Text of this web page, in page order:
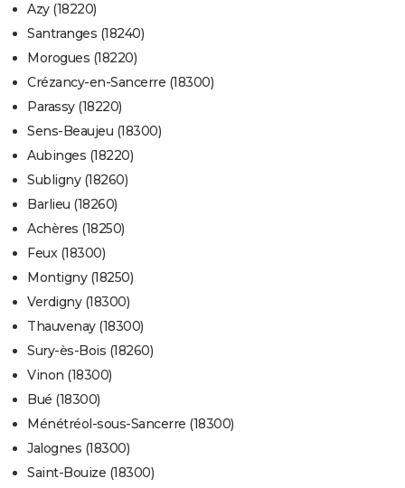
Azy (18220)
Santranges (18240)
Morogues (18220)
Crézancy-en-Sancerre (18300)
Parassy (18220)
Sens-Beaujeu (18300)
Aubinges (18220)
Subligny (18260)
Barlieu (18260)
Achères (18250)
Feux (18300)
Montigny (18250)
Verdigny (18300)
Thauvenay (18300)
Sury-ès-Bois (18260)
Vinon (18300)
Bué (18300)
Ménétréol-sous-Sancerre (18300)
Jalognes (18300)
Saint-Bouize (18300)